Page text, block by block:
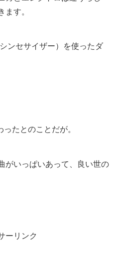
ます。
ンセサイザー）を使ったダ
たとのことだが。
がいっぱいあって、良い世の
ーリンク